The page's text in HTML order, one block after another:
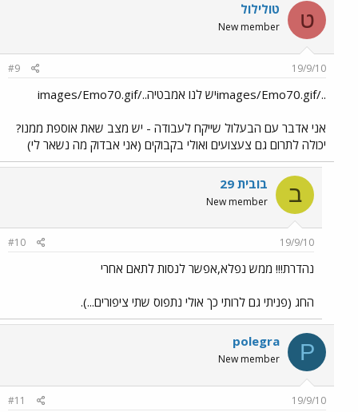
ט טולילול
New member
19/9/10
#9
../images/Emo70.gifיש לנו אמבטיה../images/Emo70.gif
אני אדבר עם הבעלול שייקח לעבודה - יש מצב שאת אוספת ממנו?
יכולה לתרום גם צעצועים ואולי בקבוקים (אני אבדוק מה נשאר לי)
ב בובית 29
New member
19/9/10
#10
נהדרת!!! ממש נפלא,אפשר לנסות לתאם אחרי
החג (פניתי גם לרותי כך אולי נתפוס שתי ציפורים...).
P
polegra
New member
19/9/10
#11